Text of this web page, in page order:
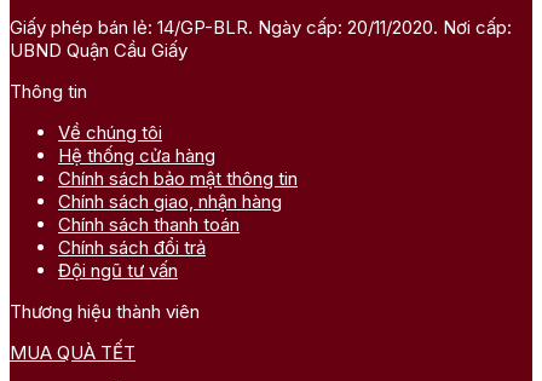
Giấy phép bán lẻ: 14/GP-BLR. Ngày cấp: 20/11/2020. Nơi cấp:
UBND Quận Cầu Giấy
Thông tin
Về chúng tôi
Hệ thống cửa hàng
Chính sách bảo mật thông tin
Chính sách giao, nhận hàng
Chính sách thanh toán
Chính sách đổi trả
Đội ngũ tư vấn
Thương hiệu thành viên
MUA QUÀ TẾT